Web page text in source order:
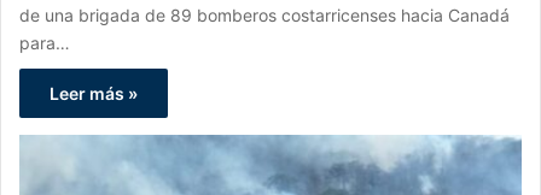
de una brigada de 89 bomberos costarricenses hacia Canadá
para…
Leer más »